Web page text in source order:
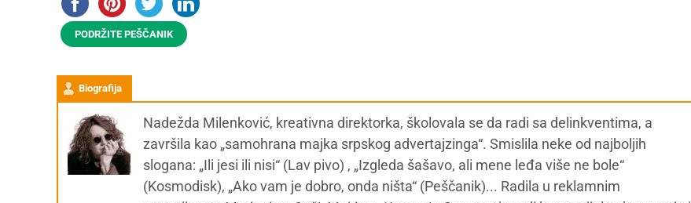
PODRŽITE PEŠČANIK
Biografija
Nadežda Milenković, kreativna direktorka, školovala se da radi sa delinkventima, a
završila kao „samohrana majka srpskog advertajzinga“. Smislila neke od najboljih
slogana: „Ili jesi ili nisi“ (Lav pivo) , „Izgleda šašavo, ali mene leđa više ne bole“
(Kosmodisk), „Ako vam je dobro, onda ništa“ (Peščanik)... Radila u reklamnim